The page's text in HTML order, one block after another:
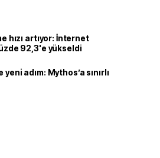
hızı artıyor: İnternet
92,3'e yükseldi
adım: Mythos’a sınırlı